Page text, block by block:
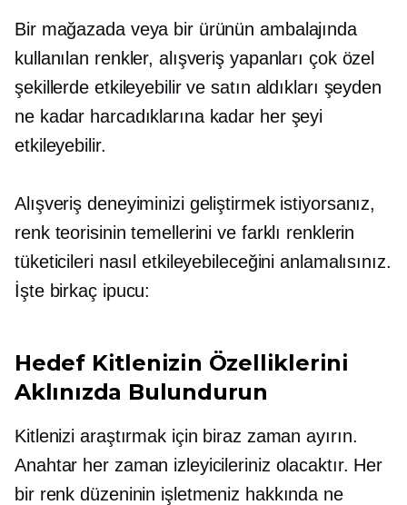
Bir mağazada veya bir ürünün ambalajında ​​
kullanılan renkler, alışveriş yapanları çok özel
şekillerde etkileyebilir ve satın aldıkları şeyden
ne kadar harcadıklarına kadar her şeyi
etkileyebilir.
Alışveriş deneyiminizi geliştirmek istiyorsanız,
renk teorisinin temellerini ve farklı renklerin
tüketicileri nasıl etkileyebileceğini anlamalısınız.
İşte birkaç ipucu:
Hedef Kitlenizin Özelliklerini
Aklınızda Bulundurun
Kitlenizi araştırmak için biraz zaman ayırın.
Anahtar her zaman izleyicileriniz olacaktır. Her
bir renk düzeninin işletmeniz hakkında ne